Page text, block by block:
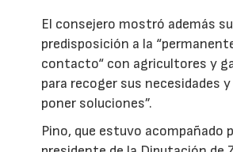
El consejero mostró además su
predisposición a la
contacto“ con agricultores y
para recoger sus necesidades
poner soluciones”.
Pino, que estuvo acompañado